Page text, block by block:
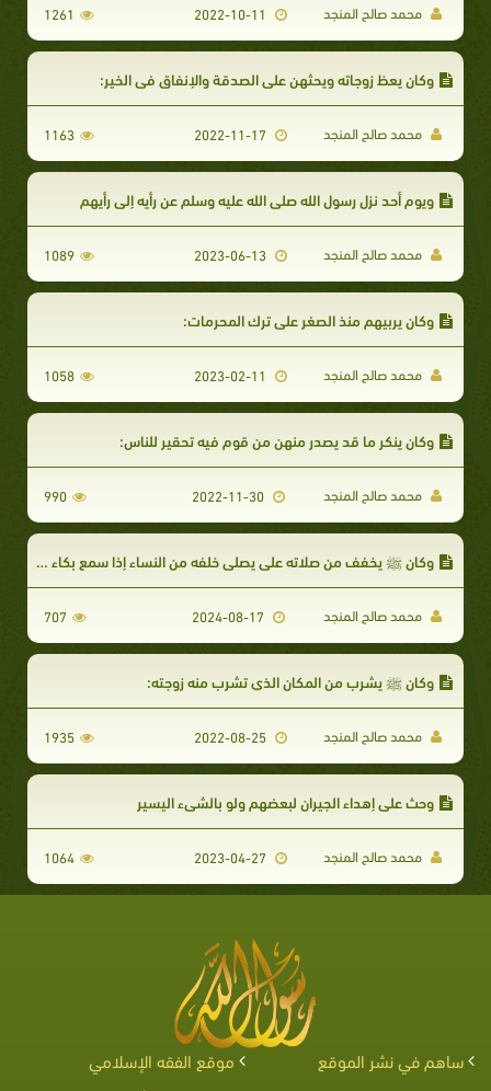
محمد صالح المنجد 1261
وكان يعظ زوجاته ويحثهن على الصدقة والإنفاق في الخير:
محمد صالح المنجد 1163
ويوم أحد نزل رسول الله صلى الله عليه وسلم عن رأيه إلى رأيهم
محمد صالح المنجد 2023-06-13
1089
وكان يربيهم منذ الصغر على ترك المحرمات:
محمد صالح المنجد 1058
وكان ينكر ما قد يصدر منهن من قوم فيه تحقير للناس:
محمد صالح المنجد 2022-11-30
990
وكان ﷺ يخفف من صلاته علي يصلي خلفه من النساء إذا سمع بكاء صبي
محمد صالح المنجد 707
وكان ﷺ يشرب من المكان الذي تشرب منه زوجته:
محمد صالح المنجد 2022-08-25
1935
وحث على إهداء الجيران لبعضهم ولو بالشيء اليسير
محمد صالح المنجد 1064
ساهم في نشر الموقع
موقع الفقه الإسلامي